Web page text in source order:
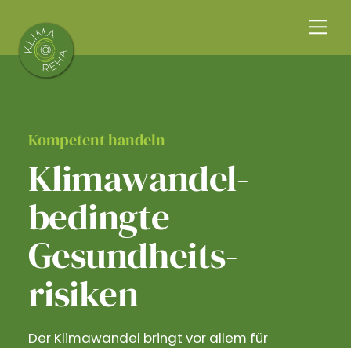
content
Kompetent handeln
Klimawandel­
bedingte
Gesundheits­
risiken
Der Klimawandel bringt vor allem für